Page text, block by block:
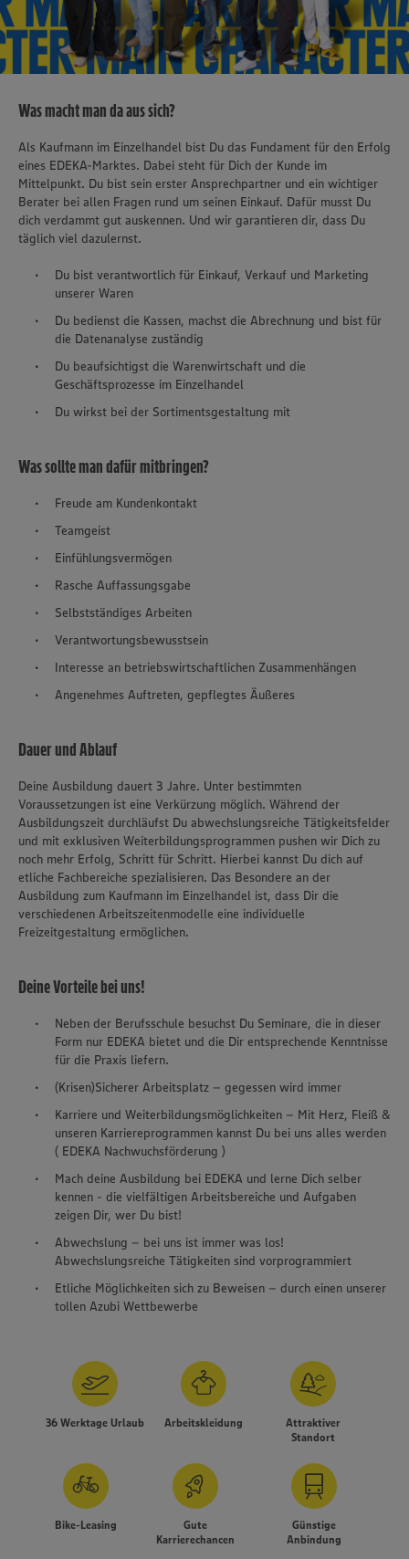
Was macht man da aus sich?
Als Kaufmann im Einzelhandel bist Du das Fundament für den Erfolg
eines EDEKA-Marktes. Dabei steht für Dich der Kunde im
Mittelpunkt. Du bist sein erster Ansprechpartner und ein wichtiger
Berater bei allen Fragen rund um seinen Einkauf. Dafür musst Du
dich verdammt gut auskennen. Und wir garantieren dir, dass Du
täglich viel dazulernst.
Du bist verantwortlich für Einkauf, Verkauf und Marketing
unserer Waren
Du bedienst die Kassen, machst die Abrechnung und bist für
die Datenanalyse zuständig
Du beaufsichtigst die Warenwirtschaft und die
Geschäftsprozesse im Einzelhandel
Du wirkst bei der Sortimentsgestaltung mit
Was sollte man dafür mitbringen?
Freude am Kundenkontakt
Teamgeist
Einfühlungsvermögen
Rasche Auffassungsgabe
Selbstständiges Arbeiten
Verantwortungsbewusstsein
Interesse an betriebswirtschaftlichen Zusammenhängen
Angenehmes Auftreten, gepflegtes Äußeres
Dauer und Ablauf
Deine Ausbildung dauert 3 Jahre. Unter bestimmten
Voraussetzungen ist eine Verkürzung möglich. Während der
Ausbildungszeit durchläufst Du abwechslungsreiche Tätigkeitsfelder
und mit exklusiven Weiterbildungsprogrammen pushen wir Dich zu
noch mehr Erfolg, Schritt für Schritt. Hierbei kannst Du dich auf
etliche Fachbereiche spezialisieren. Das Besondere an der
Ausbildung zum Kaufmann im Einzelhandel ist, dass Dir die
verschiedenen Arbeitszeitenmodelle eine individuelle
Freizeitgestaltung ermöglichen.
Deine Vorteile bei uns!
Neben der Berufsschule besuchst Du Seminare, die in dieser
Form nur EDEKA bietet und die Dir entsprechende Kenntnisse
für die Praxis liefern.
(Krisen)Sicherer Arbeitsplatz – gegessen wird immer
Karriere und Weiterbildungsmöglichkeiten – Mit Herz, Fleiß &
unseren Karriereprogrammen kannst Du bei uns alles werden
( EDEKA Nachwuchsförderung )
Mach deine Ausbildung bei EDEKA und lerne Dich selber
kennen - die vielfältigen Arbeitsbereiche und Aufgaben
zeigen Dir, wer Du bist!
Abwechslung – bei uns ist immer was los!
Abwechslungsreiche Tätigkeiten sind vorprogrammiert
Etliche Möglichkeiten sich zu Beweisen – durch einen unserer
tollen Azubi Wettbewerbe
36 Werktage Urlaub Arbeitskleidung
Attraktiver
Standort
Bike-Leasing
Gute
Karrierechancen
Günstige
Anbindung